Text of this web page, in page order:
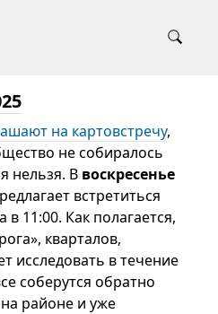
на картовстречу,
не собиралось
нельзя. В воскресенье
встретиться
11:00. Как полагается,
кварталов,
исследовать в течение
соберутся обратно
районе и уже